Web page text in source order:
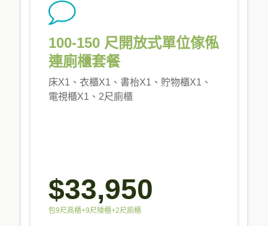
100-150 尺開放式單位傢俬
連廁櫃套餐
床X1、衣櫃X1、書枱X1、貯物櫃X1、
電視櫃X1、2尺廁櫃
$33,950
包9尺高櫃+9尺矮櫃+2尺廁櫃